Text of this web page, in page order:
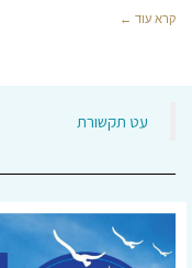
קרא עוד ←
‏עט תקשורת‏